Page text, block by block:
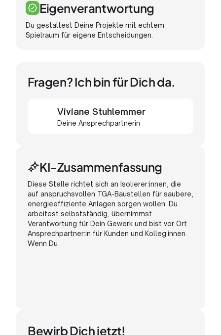
Eigenverantwortung
Du gestaltest Deine Projekte mit echtem
Spielraum für eigene Entscheidungen.
Fragen? Ich bin für Dich da.
Viviane Stuhlemmer
Deine Ansprechpartnerin
KI-Zusammenfassung
Diese Stelle richtet sich an Isolierer:innen, die
auf anspruchsvollen TGA-Baustellen für saubere,
energieeffiziente Anlagen sorgen wollen. Du
arbeitest selbstständig, übernimmst
Verantwortung für Dein Gewerk und bist vor Ort
Ansprechpartner:in für Kunden und Kolleg:innen.
Wenn Du
Bewirb Dich jetzt!